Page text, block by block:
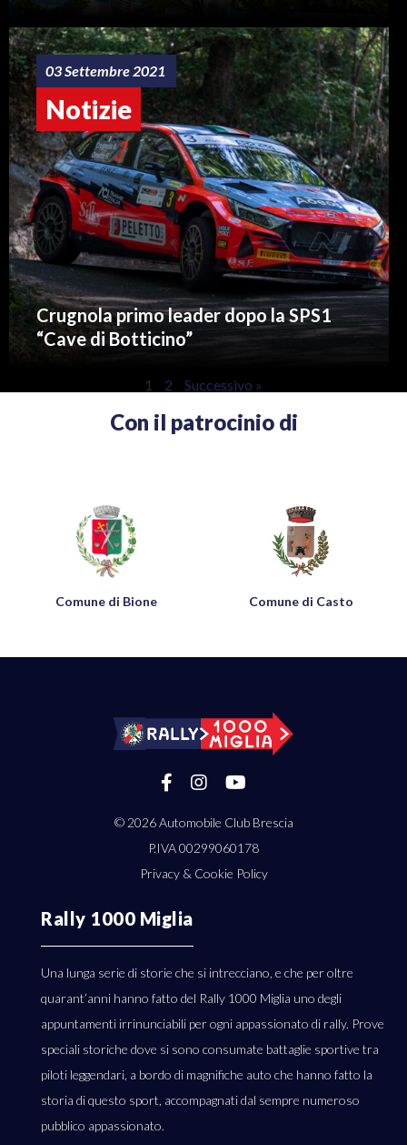
03 Settembre 2021
Notizie
Crugnola primo leader dopo la SPS1
“Cave di Botticino”
1 2 Successivo »
Con il patrocinio di
Comune di Bione Comune di Casto
© 2026Automobile Club Brescia
P.IVA 00299060178
Privacy & Cookie Policy
Rally 1000 Miglia
Una lunga serie di storie che si intrecciano, e che per oltre
quarant’anni hanno fatto del Rally 1000 Miglia uno degli
appuntamenti irrinunciabili per ogni appassionato di rally. Prove
speciali storiche dove si sono consumate battaglie sportive tra
piloti leggendari, a bordo di magnifiche auto che hanno fatto la
storia di questo sport, accompagnati dal sempre numeroso
pubblico appassionato.